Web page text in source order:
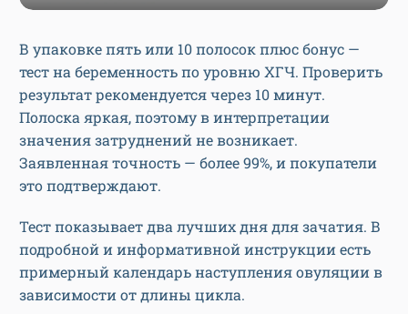
В упаковке пять или 10 полосок плюс бонус —
тест на беременность по уровню ХГЧ. Проверить
результат рекомендуется через 10 минут.
Полоска яркая, поэтому в интерпретации
значения затруднений не возникает.
Заявленная точность — более 99%, и покупатели
это подтверждают.
Тест показывает два лучших дня для зачатия. В
подробной и информативной инструкции есть
примерный календарь наступления овуляции в
зависимости от длины цикла.